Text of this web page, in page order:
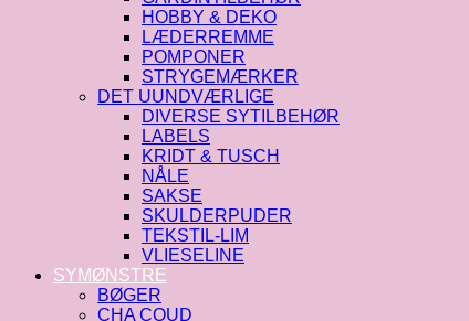
HOBBY & DEKO
LÆDERREMME
POMPONER
STRYGEMÆRKER
DET UUNDVÆRLIGE
DIVERSE SYTILBEHØR
LABELS
KRIDT & TUSCH
NÅLE
SAKSE
SKULDERPUDER
TEKSTIL-LIM
VLIESELINE
SYMØNSTRE
BØGER
CHA COUD